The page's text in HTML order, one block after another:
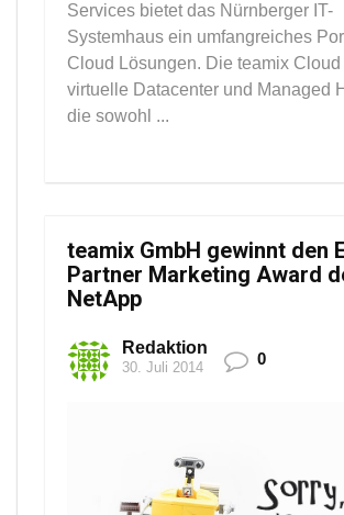
Services bietet das Nürnberger IT-
Systemhaus ein umfangreiches
Cloud Lösungen. Die teamix Cloud
virtuelle Datacenter und Managed
die sowohl ...
teamix GmbH gewinnt den
Partner Marketing Award
NetApp
Redaktion
30. Juli 2014 0